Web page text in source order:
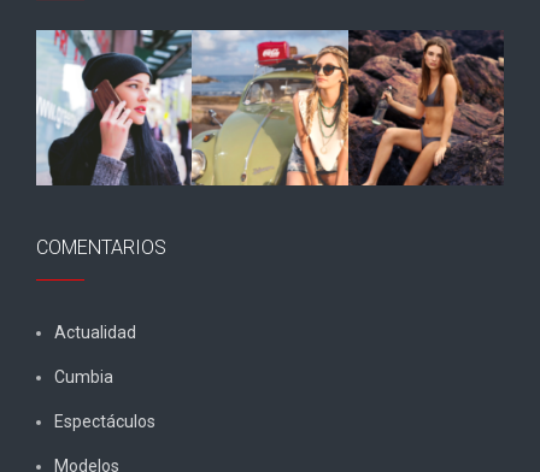
COMENTARIOS
Actualidad
Cumbia
Espectáculos
Modelos